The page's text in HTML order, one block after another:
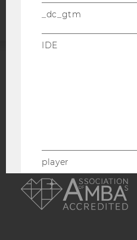
AMBA
_dc_gtm
IDE
player